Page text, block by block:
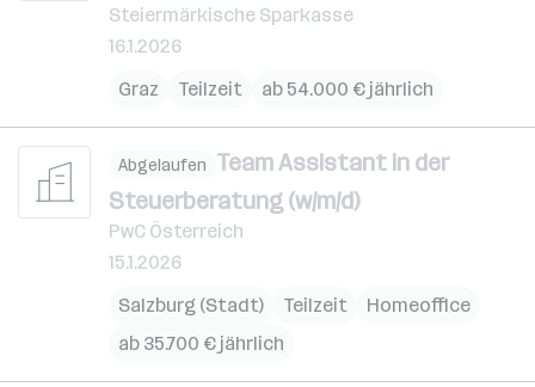
Steiermärkische Sparkasse
16.1.2026
Graz
Teilzeit ab 54.000 € jährlich
Abgelaufen Team Assistant in der
Steuerberatung (w/m/d)
PwC Österreich
15.1.2026
Salzburg (Stadt)
Teilzeit
Homeoffice
ab 35.700 € jährlich